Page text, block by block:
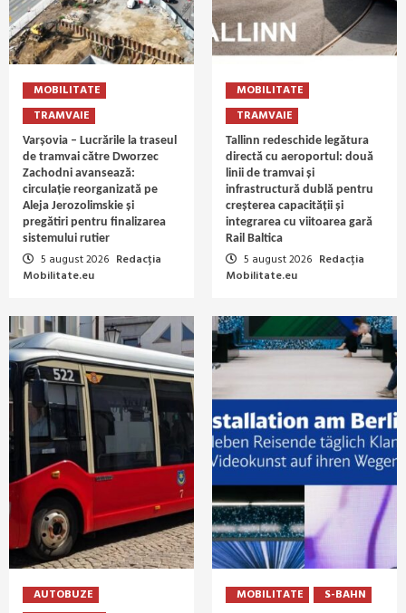
MOBILITATE
TRAMVAIE
Varșovia – Lucrările la traseul
de tramvai către Dworzec
Zachodni avansează:
circulație reorganizată pe
Aleja Jerozolimskie și
pregătiri pentru finalizarea
sistemului rutier
5 august 2026 Redacția
Mobilitate.eu
MOBILITATE
TRAMVAIE
Tallinn redeschide legătura
directă cu aeroportul: două
linii de tramvai și
infrastructură dublă pentru
creșterea capacității și
integrarea cu viitoarea gară
Rail Baltica
5 august 2026 Redacția
Mobilitate.eu
AUTOBUZE
MOBILITATE S-BAHN